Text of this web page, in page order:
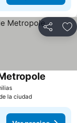
Compartir
Ver precios
la ciudad